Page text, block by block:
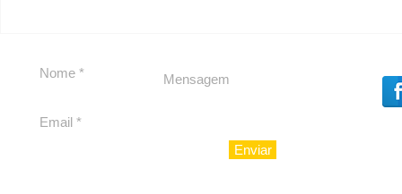
Enviar